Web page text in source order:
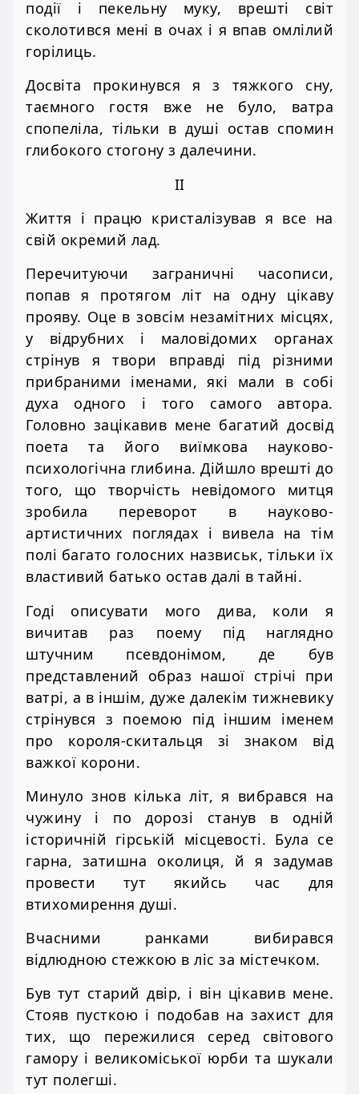
події і пекельну муку, врешті світ
сколотився мені в очах і я впав омлілий
горілиць.
Досвіта прокинувся я з тяжкого сну,
таємного гостя вже не було, ватра
спопеліла, тільки в душі остав спомин
глибокого стогону з далечини.
II
Життя і працю кристалізував я все на
свій окремий лад.
Перечитуючи заграничні часописи,
попав я протягом літ на одну цікаву
прояву. Оце в зовсім незамітних місцях,
у відрубних і маловідомих органах
стрінув я твори вправді під різними
прибраними іменами, які мали в собі
духа одного і того самого автора.
Головно зацікавив мене багатий досвід
поета та його виїмкова науково-
психологічна глибина. Дійшло врешті до
того, що творчість невідомого митця
зробила переворот в науково-
артистичних поглядах і вивела на тім
полі багато голосних назвиськ, тільки їх
властивий батько остав далі в тайні.
Годі описувати мого дива, коли я
вичитав раз поему під наглядно
штучним псевдонімом, де був
представлений образ нашої стрічі при
ватрі, а в іншім, дуже далекім тижневику
стрінувся з поемою під іншим іменем
про короля-скитальця зі знаком від
важкої корони.
Минуло знов кілька літ, я вибрався на
чужину і по дорозі станув в одній
історичній гірській місцевості. Була се
гарна, затишна околиця, й я задумав
провести тут якийсь час для
втихомирення душі.
Вчасними ранками вибирався
відлюдною стежкою в ліс за містечком.
Був тут старий двір, і він цікавив мене.
Стояв пусткою і подобав на захист для
тих, що пережилися серед світового
гамору і великоміської юрби та шукали
тут полегші.